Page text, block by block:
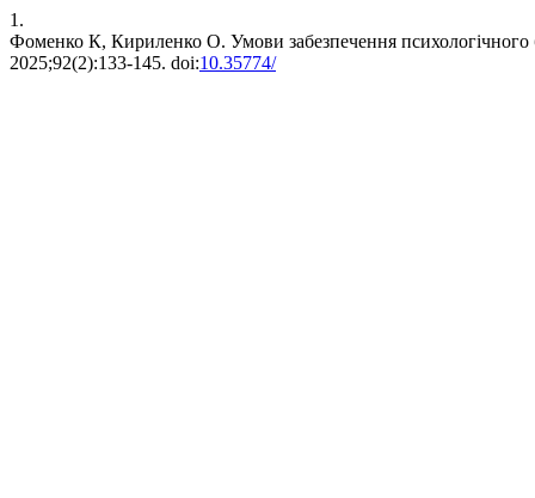
1.
Фоменко К, Кириленко О. Умови забезпечення психологічного
2025;92(2):133-145. doi:10.35774/